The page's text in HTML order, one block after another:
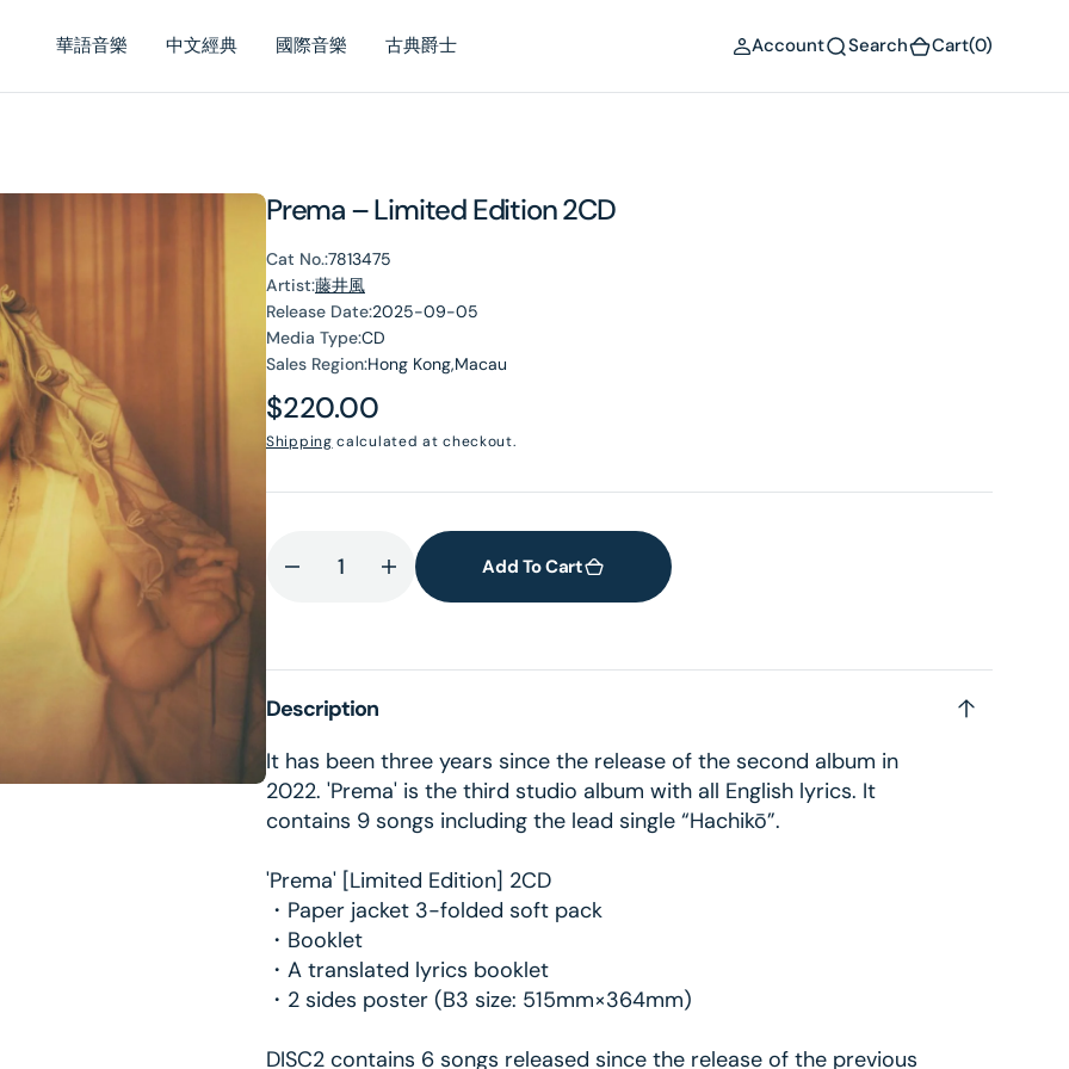
華語音樂 中文經典 國際音樂 古典爵士 Account Search Cart(0)
Prema – Limited Edition 2CD
Cat No.:7813475
Artist:藤井風
Release Date:2025-09-05
Media Type:CD
Sales Region:Hong Kong,Macau
Regular
price
$220.00
Shipping calculated at checkout.
Decrease
Prema
Limited
Edition
2CD
Increase
quantity
Prema
Edition
2CD
Add To Cart
Description
It has been three years since the release of the second album in
2022. 'Prema' is the third studio album with all English lyrics. It
contains 9 songs including the lead single “Hachikō”.
'Prema' [Limited Edition] 2CD
・Paper jacket 3-folded soft pack
・Booklet
・A translated lyrics booklet
・2 sides poster (B3 size: 515mm×364mm)
DISC2 contains 6 songs released since the release of the previous